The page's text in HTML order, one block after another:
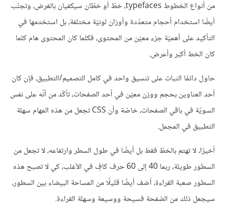
من أنواع الخطوط typefaces، خطّ أو خطّان سيكفيان بالغرض، وتجنّب
أيضًا استخدام أحجام متعدّدة وأوزان لونيّة مختلفة، بل استخدمها في
التأكيد على أهميّة جزء معيّن من المحتوى، فكلما كان المحتوى هام كلما
كان الخط أكبر وأعرض.
حاول دائمًا الثبات على تنسيق واحد في كامل التصميم/التطبيق، فإن كان
أحد العناوين بحجم ووزن معيّن في أحد الصفحات، تأكّد من أنّه على نفس
السويّة في باقي الصفحات، خاصّة وأن CSS تجعل من هذه المهام سهلة
التطبيق في المجمل.
أخيرًا، لا تهتم بالخطّ فقط بل أيضًا في طول السطر وارتفاعه، لا تجعل من
السطور طويلة، ربما 40 إلى 60 حرف كافٍ في الأغلب، كي لا تصبح هذه
السطور صعبة القراءة، أضف أيضًا قليلًا من المساحة البيضاء بين السطور،
سيجعل ذلك من الصّفحة فسيحة ووسيعة وسهلة القراءة.